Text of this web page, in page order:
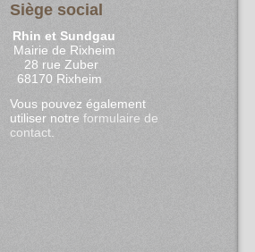
Siège social
Rhin et Sundgau
Mairie de Rixheim
28 rue Zuber
68170 Rixheim
Vous pouvez également
utiliser notre formulaire de
contact